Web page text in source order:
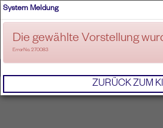
System Meldung
Die gewählte Vorstellung
ErrorNo. 270083
ZURÜCK ZUM